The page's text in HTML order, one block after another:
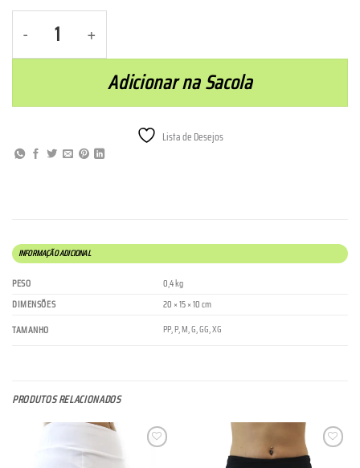
Adicionar na Sacola
Lista de Desejos
INFORMAÇÃO ADICIONAL
PESO
0,4 kg
DIMENSÕES
20 × 15 × 10 cm
TAMANHO
PP,P,M,G,GG,XG
PRODUTOS RELACIONADOS